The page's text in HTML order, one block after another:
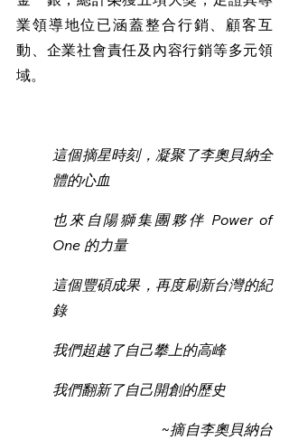
業領導地位已涵蓋整合行銷、顧客互
動、企業社會責任及內容行銷等多元領
域。
這個摘星時刻，凝聚了李奧貝納全
體的心血
也來自陽獅集團夥伴 Power of
One 的力量
這個豐碩成果，再度刷新台灣的紀
錄
我們超越了自己攀上的高峰
我們翻新了自己開創的歷史
~摘自李奧貝納台